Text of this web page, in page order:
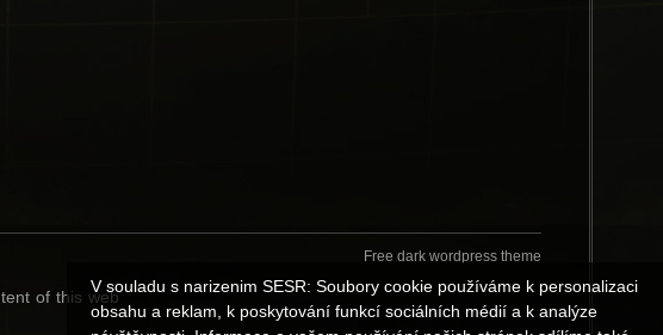
of this web
Free dark wordpress theme
V souladu s narizenim SESR: Soubory cookie používáme k personalizaci
obsahu a reklam, k poskytování funkcí sociálních médií a k analýze